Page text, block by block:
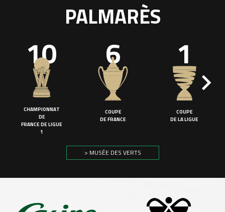
PALMARÈS
10
CHAMPIONNAT
DE
FRANCE DE LIGUE
1
6
COUPE
DE FRANCE
1
COUPE
DE LA LIGUE
> MUSÉE DES VERTS